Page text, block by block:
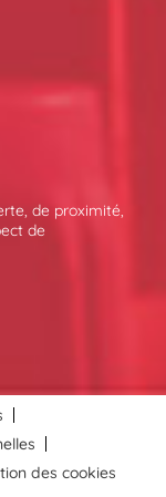
de proximité,
de
des cookies